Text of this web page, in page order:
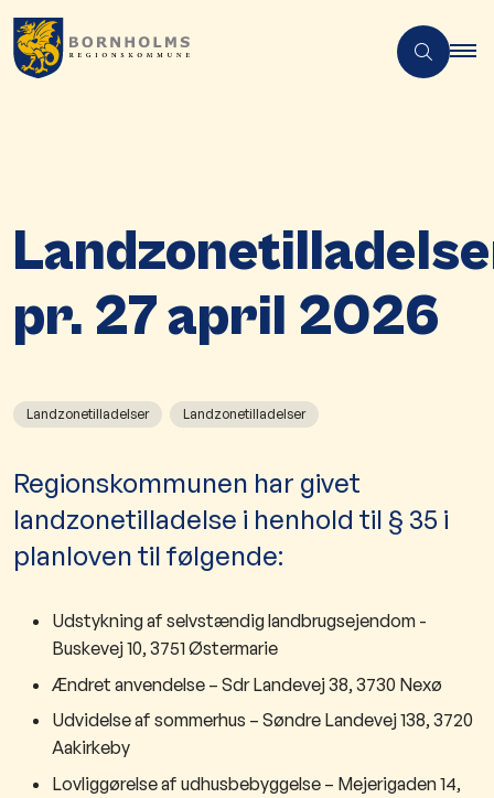
pr. 27 april 2026
Landzonetilladelser Landzonetilladelser
Regionskommunen har givet
landzonetilladelse i henhold til § 35 i
planloven til følgende:
Udstykning af selvstændig landbrugsejendom -
Buskevej 10, 3751 Østermarie
Ændret anvendelse – Sdr Landevej 38, 3730 Nexø
Udvidelse af sommerhus – Søndre Landevej 138, 3720
Aakirkeby
Lovliggørelse af udhusbebyggelse – Mejerigaden 14,